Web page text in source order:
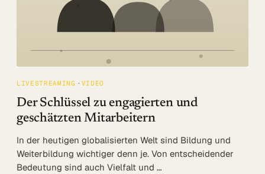
LIVESTREAMING VIDEO
Der Schlüssel zu engagierten und
geschätzten Mitarbeitern
In der heutigen globalisierten Welt sind Bildung und
Weiterbildung wichtiger denn je. Von entscheidender
Bedeutung sind auch Vielfalt und …